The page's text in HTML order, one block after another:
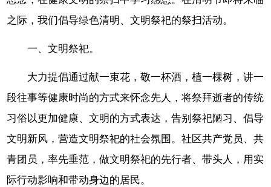
之际，我们倡导绿色清明、文明祭祀的祭扫活动。
一、文明祭祀。
大力提倡通过献一束花，敬一杯酒，植一棵树，讲一
段往事等健康时尚的方式来怀念先人，将祭拜逝者的传统
习俗以更加健康、文明的方式表达，告别祭祀陋习、倡导
文明新风，营造文明祭祀的社会氛围。社区共产党员、共
青团员，率先垂范，做文明祭祀的先行者、带头人，用实
际行动影响和带动身边的居民。